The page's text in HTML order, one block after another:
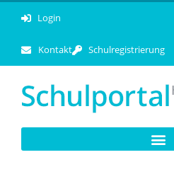
Login
Kontakt Schulregistrierung